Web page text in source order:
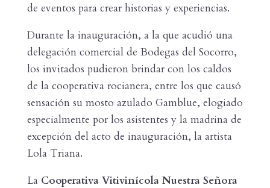
de eventos para crear historias y experiencias.
Durante la inauguración, a la que acudió una
delegación comercial de Bodegas del Socorro,
los invitados pudieron brindar con los caldos
de la cooperativa rocianera, entre los que causó
sensación su mosto azulado Gamblue, elogiado
especialmente por los asistentes y la madrina de
excepción del acto de inauguración, la artista
Lola Triana.
La Cooperativa Vitivinícola Nuestra Señora